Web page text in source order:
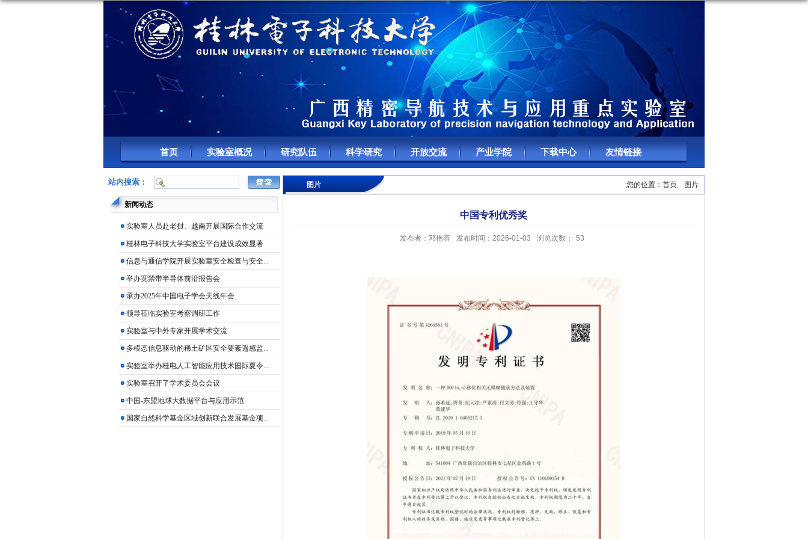
首页 实验室概况 研究队伍 科学研究 开放交流 产业学院 下载中心 友情链接
站内搜索：
新闻动态
实验室人员赴老挝、越南开展国际合作交流
桂林电子科技大学实验室平台建设成效显著
信息与通信学院开展实验室安全检查与安全...
举办宽禁带半导体前沿报告会
承办2025年中国电子学会天线年会
领导莅临实验室考察调研工作
实验室与中外专家开展学术交流
多模态信息驱动的稀土矿区安全要素遥感监...
实验室举办桂电人工智能应用技术国际夏令...
实验室召开了学术委员会会议
中国-东盟地球大数据平台与应用示范
国家自然科学基金区域创新联合发展基金项...
您的位置： 首页 图片
图片
中国专利优秀奖
发布者：邓艳容 发布时间：2026-01-03 浏览次数： 53